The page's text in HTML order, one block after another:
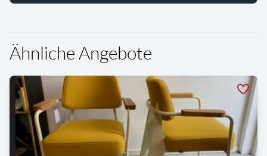
Ähnliche Angebote